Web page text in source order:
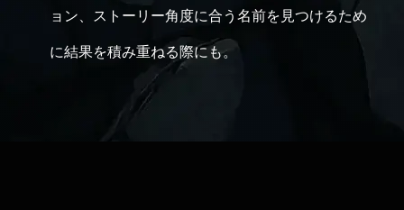
ョン、ストーリー角度に合う名前を見つけるため
に結果を積み重ねる際にも。